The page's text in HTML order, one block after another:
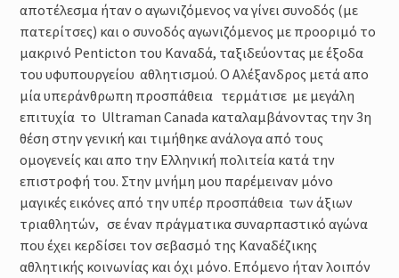
αποτέλεσμα ήταν ο αγωνιζόμενος να γίνει συνοδός (με
πατερίτσες) και ο συνοδός αγωνιζόμενος με προοριμό το
μακρινό Penticton του Καναδά, ταξιδεύοντας με έξοδα
του υφυπουργείου αθλητισμού. Ο Αλέξανδρος μετά απο
μία υπεράνθρωπη προσπάθεια τερμάτισε με μεγάλη
επιτυχία το Ultraman Canada καταλαμβάνοντας την 3η
θέση στην γενική και τιμήθηκε ανάλογα από τους
ομογενείς και απο την Ελληνική πολιτεία κατά την
επιστροφή του. Στην μνήμη μου παρέμειναν μόνο
μαγικές εικόνες από την υπέρ προσπάθεια των άξιων
τριαθλητών, σε έναν πράγματικα συναρπαστικό αγώνα
που έχει κερδίσει τον σεβασμό της Καναδέζικης
αθλητικής κοινωνίας και όχι μόνο. Επόμενο ήταν λοιπόν